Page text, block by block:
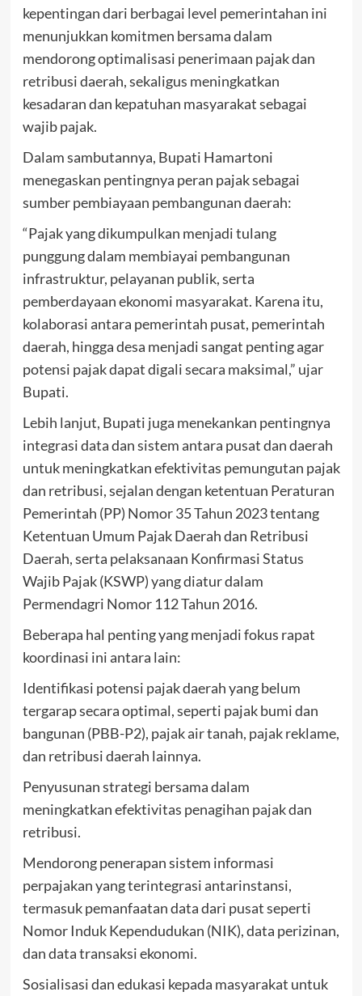
kepentingan dari berbagai level pemerintahan ini
menunjukkan komitmen bersama dalam
mendorong optimalisasi penerimaan pajak dan
retribusi daerah, sekaligus meningkatkan
kesadaran dan kepatuhan masyarakat sebagai
wajib pajak.
Dalam sambutannya, Bupati Hamartoni
menegaskan pentingnya peran pajak sebagai
sumber pembiayaan pembangunan daerah:
“Pajak yang dikumpulkan menjadi tulang
punggung dalam membiayai pembangunan
infrastruktur, pelayanan publik, serta
pemberdayaan ekonomi masyarakat. Karena itu,
kolaborasi antara pemerintah pusat, pemerintah
daerah, hingga desa menjadi sangat penting agar
potensi pajak dapat digali secara maksimal,” ujar
Bupati.
Lebih lanjut, Bupati juga menekankan pentingnya
integrasi data dan sistem antara pusat dan daerah
untuk meningkatkan efektivitas pemungutan pajak
dan retribusi, sejalan dengan ketentuan Peraturan
Pemerintah (PP) Nomor 35 Tahun 2023 tentang
Ketentuan Umum Pajak Daerah dan Retribusi
Daerah, serta pelaksanaan Konfirmasi Status
Wajib Pajak (KSWP) yang diatur dalam
Permendagri Nomor 112 Tahun 2016.
Beberapa hal penting yang menjadi fokus rapat
koordinasi ini antara lain:
Identifikasi potensi pajak daerah yang belum
tergarap secara optimal, seperti pajak bumi dan
bangunan (PBB-P2), pajak air tanah, pajak reklame,
dan retribusi daerah lainnya.
Penyusunan strategi bersama dalam
meningkatkan efektivitas penagihan pajak dan
retribusi.
Mendorong penerapan sistem informasi
perpajakan yang terintegrasi antarinstansi,
termasuk pemanfaatan data dari pusat seperti
Nomor Induk Kependudukan (NIK), data perizinan,
dan data transaksi ekonomi.
Sosialisasi dan edukasi kepada masyarakat untuk